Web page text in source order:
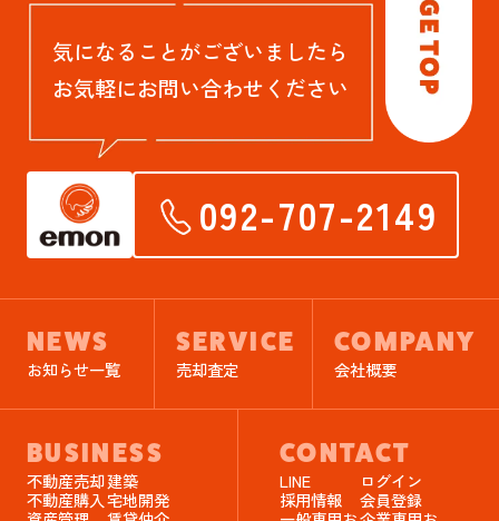
気になることがございましたら
お気軽にお問い合わせください
092-707-2149
NEWS
お知らせ一覧
SERVICE
売却査定
COMPANY
会社概要
BUSINESS
不動産売却建築
不動産購入宅地開発
CONTACT
LINE
ログイン
採用情報
会員登録